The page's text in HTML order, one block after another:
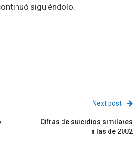
siguiéndolo.
Next post
Cifras de suicidios similares
a las de 2002